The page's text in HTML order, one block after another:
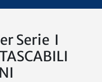
Serie I